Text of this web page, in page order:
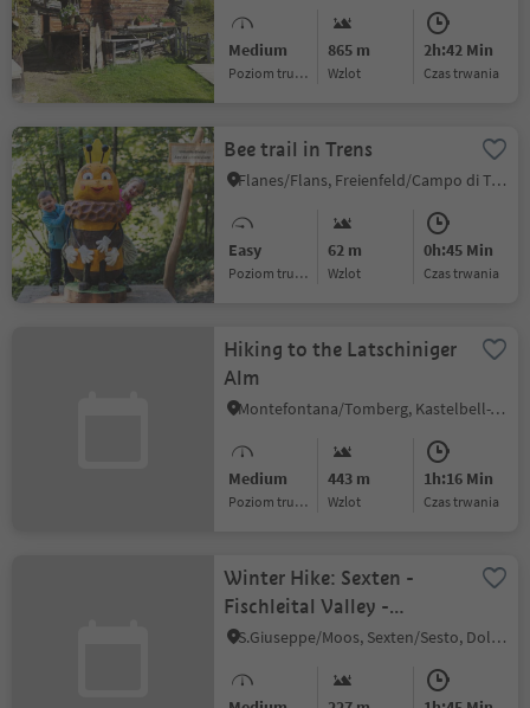
Medium
Poziom trudności
865 m
Wzlot
2h:42 Min
czas trwania
Bee trail in Trens
Flanes/Flans, Freienfeld/Campo di Trens, Sterzing/Vipiteno and environs
Easy
Poziom trudności
62 m
Wzlot
0h:45 Min
czas trwania
Hiking to the Latschiniger
Alm
Montefontana/Tomberg, Kastelbell-Tschars/Castelbello-Ciardes, Vinschgau/Val Venosta
Medium
Poziom trudności
443 m
Wzlot
1h:16 Min
czas trwania
Winter Hike: Sexten -
Fischleital Valley -
Talschlusshütte
S.Giuseppe/Moos, Sexten/Sesto, Dolomites Region 3 Zinnen